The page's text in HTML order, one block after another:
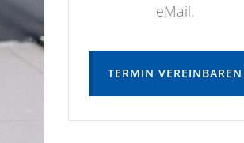
eMail.
TERMIN VEREINBAREN